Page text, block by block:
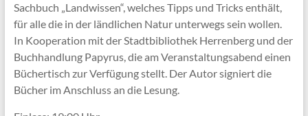
Sachbuch „Landwissen“, welches Tipps und Tricks enthält,
für alle die in der ländlichen Natur unterwegs sein wollen.
In Kooperation mit der Stadtbibliothek Herrenberg und der
Buchhandlung Papyrus, die am Veranstaltungsabend einen
Büchertisch zur Verfügung stellt. Der Autor signiert die
Bücher im Anschluss an die Lesung.